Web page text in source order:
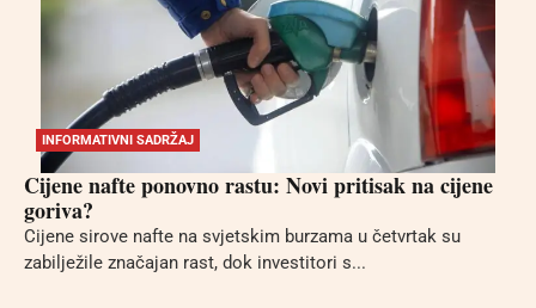
INFORMATIVNI SADRŽAJ
Cijene nafte ponovno rastu: Novi pritisak na cijene
goriva?
Cijene sirove nafte na svjetskim burzama u četvrtak su
zabilježile značajan rast, dok investitori s...